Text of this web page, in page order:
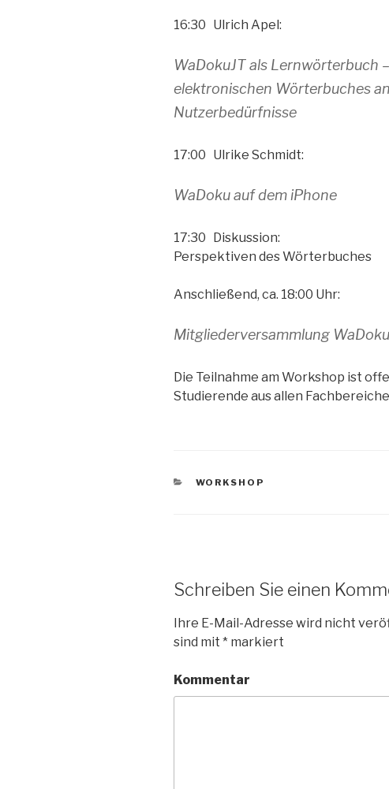
16:30 Ulrich Apel:
WaDokuJT als Lernwörterbuch
elektronischen Wörterbuches
Nutzerbedürfnisse
17:00 Ulrike Schmidt:
WaDoku auf dem iPhone
17:30 Diskussion:
Perspektiven des Wörterbuches
Anschließend, ca. 18:00 Uhr:
Mitgliederversammlung WaDoku
Die Teilnahme am Workshop ist
Studierende aus allen
KATEGORIEN
WORKSHOP
Schreiben Sie einen
Ihre E-Mail-Adresse wird nicht
sind mit * markiert
Kommentar